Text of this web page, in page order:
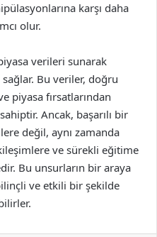
karşı daha
olur.
verileri sunarak
Bu veriler, doğru
piyasa fırsatlarından
Ancak, başarılı bir
değil, aynı zamanda
ve sürekli eğitime
Bu unsurların bir araya
ve etkili bir şekilde